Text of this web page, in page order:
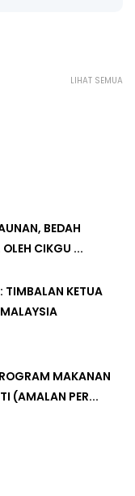
LIHAT SEMUA
BEDAH
CIKGU ...
TIMBALAN KETUA
MAKANAN
(AMALAN PER...